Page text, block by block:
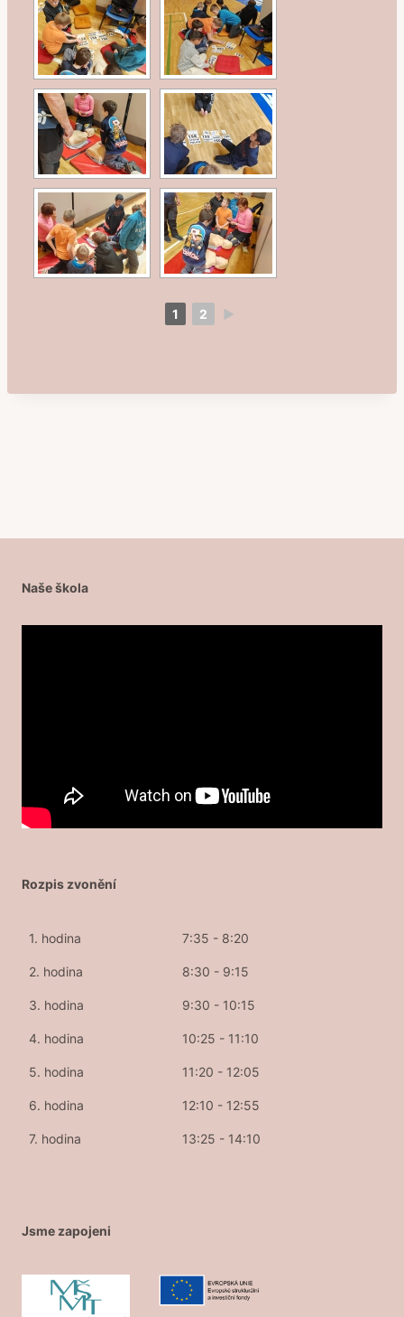
1 2 ►
Naše škola
Rozpis zvonění
1. hodina 7:35 - 8:20
2. hodina 8:30 - 9:15
3. hodina 9:30 - 10:15
4. hodina 10:25 - 11:10
5. hodina 11:20 - 12:05
6. hodina 12:10 - 12:55
7. hodina 13:25 - 14:10
Jsme zapojeni